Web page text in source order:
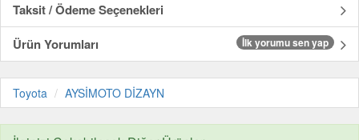
Taksit / Ödeme Seçenekleri
Ürün Yorumları
İlk yorumu sen yap
Toyota AYSİMOTO DİZAYN